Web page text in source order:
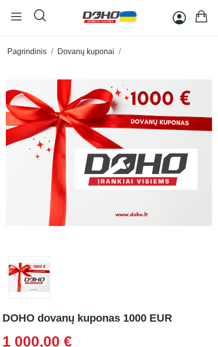
Pagrindinis Dovanų kuponai
DOHO dovanų kuponas 1000 EUR
1 000,00 €